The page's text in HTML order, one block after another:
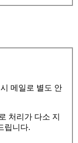
메일로 별도 안
처리가 다소 지
립니다.